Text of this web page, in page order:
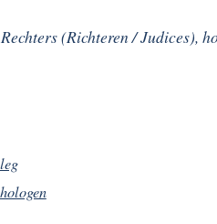
Rechters(Richteren / Judices),